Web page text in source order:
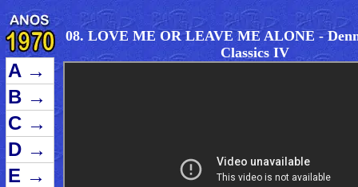
A →
B →
C →
D →
E →
08. LOVE ME OR LEAVE ME ALONE -
Classics IV